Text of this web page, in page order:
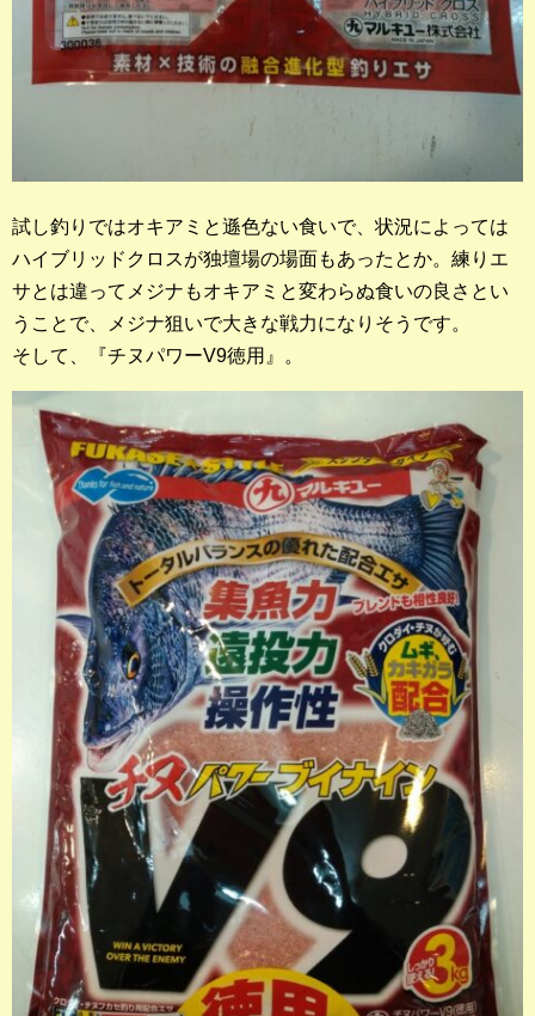
試し釣りではオキアミと遜色ない食いで、状況によっては
ハイブリッドクロスが独壇場の場面もあったとか。練りエ
サとは違ってメジナもオキアミと変わらぬ食いの良さとい
うことで、メジナ狙いで大きな戦力になりそうです。
そして、『チヌパワーV9徳用』。
お問い合わせ